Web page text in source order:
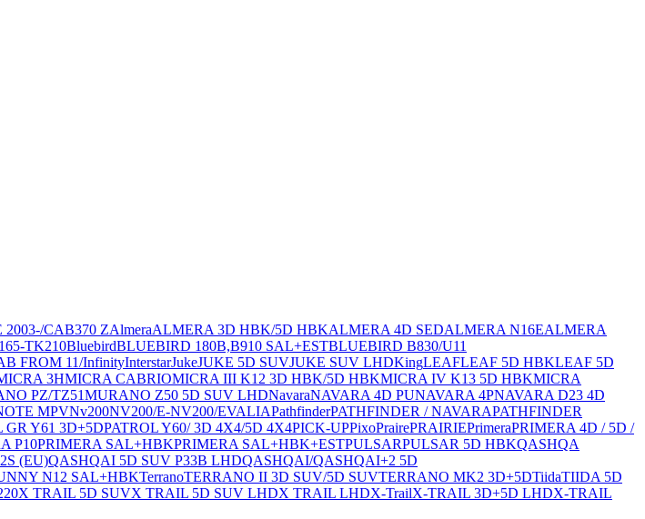
2003-/CAB370 ZAlmeraALMERA 3D HBK/5D HBKALMERA 4D SEDALMERA N16EALMERA
TK210BluebirdBLUEBIRD 180B,B910 SAL+ESTBLUEBIRD B830/U11
FROM 11/InfinityInterstarJukeJUKE 5D SUVJUKE SUV LHDKingLEAFLEAF 5D HBKLEAF 5D
3HMICRA CABRIOMICRA III K12 3D HBK/5D HBKMICRA IV K13 5D HBKMICRA
PZ/TZ51MURANO Z50 5D SUV LHDNavaraNAVARA 4D PUNAVARA 4PNAVARA D23 4D
MPVNv200NV200/E-NV200/EVALIAPathfinderPATHFINDER / NAVARAPATHFINDER
GR Y61 3D+5DPATROL Y60/ 3D 4X4/5D 4X4PICK-UPPixoPrairePRAIRIEPrimeraPRIMERA 4D / 5D /
P10PRIMERA SAL+HBKPRIMERA SAL+HBK+ESTPULSARPULSAR 5D HBKQASHQA
(EU)QASHQAI 5D SUV P33B LHDQASHQAI/QASHQAI+2 5D
N12 SAL+HBKTerranoTERRANO II 3D SUV/5D SUVTERRANO MK2 3D+5DTiidaTIIDA 5D
X TRAIL 5D SUVX TRAIL 5D SUV LHDX TRAIL LHDX-TrailX-TRAIL 3D+5D LHDX-TRAIL